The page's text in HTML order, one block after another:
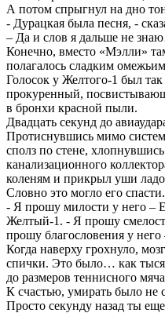
А потом спрыгнул на дно
- Дурацкая была песня, -
– Да и слов я дальше не
Конечно, вместо «Мэлли»
полагалось сладким
Голосок у Желтого-1 был
прокуренный,
в бронхи красной пыли.
Двадцать секунд до
Протиснувшись мимо
сполз по стене,
канализационного
коленям и прикрыл уши
Словно это могло его спасти.
- Я прошу милости у него –
Желтый-1. - Я прошу
прошу благословения у
Когда наверху грохнуло,
спички. Это было… как
до размеров теннисного
К счастью, умирать было не
Просто секунду назад ты